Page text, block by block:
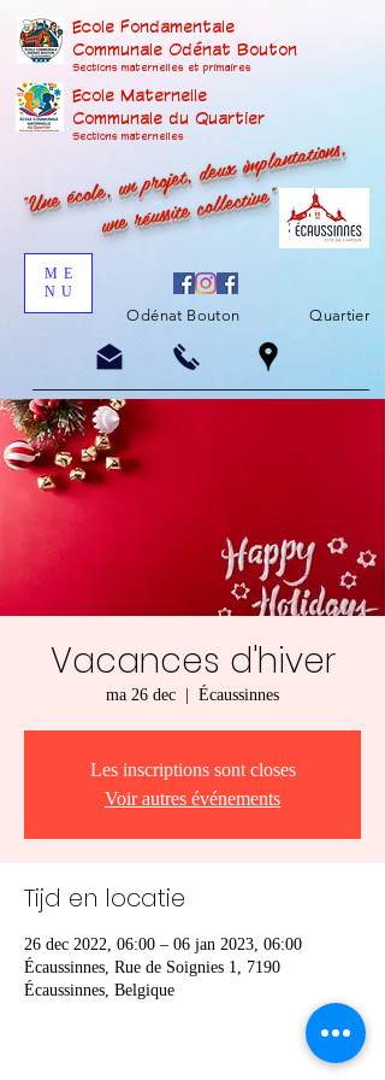
Ecole Fondamentale
Communale Odénat Bouton
Sections maternelles et primaires
Ecole Maternelle
Communale du Quartier
Sections maternelles
"Une école, un projet, deux implantations,
une réussite collective"
ME
NU
Odénat Bouton Quartier
Vacances d'hiver
ma 26 dec Écaussinnes
Les inscriptions sont closes
Voir autres événements
Tijd en locatie
26 dec 2022, 06:00 – 06 jan 2023, 06:00
Écaussinnes, Rue de Soignies 1, 7190
Écaussinnes, Belgique